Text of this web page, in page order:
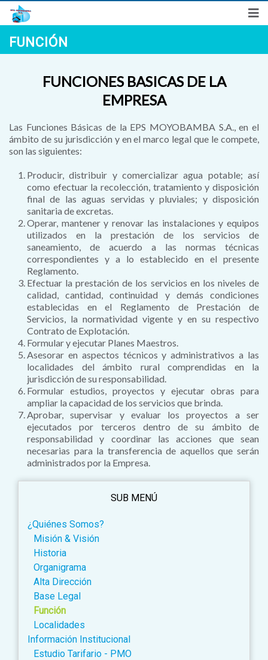
Síguenos en
"Año de la Esperanza y el Fortalecimiento de la Democracia"
FUNCIÓN
FUNCIONES BASICAS DE LA
EMPRESA
Las Funciones Básicas de la EPS MOYOBAMBA S.A., en el
ámbito de su jurisdicción y en el marco legal que le compete,
son las siguientes:
Producir, distribuir y comercializar agua potable; así
como efectuar la recolección, tratamiento y disposición
final de las aguas servidas y pluviales; y disposición
sanitaria de excretas.
Operar, mantener y renovar las instalaciones y equipos
utilizados en la prestación de los servicios de
saneamiento, de acuerdo a las normas técnicas
correspondientes y a lo establecido en el presente
Reglamento.
Efectuar la prestación de los servicios en los niveles de
calidad, cantidad, continuidad y demás condiciones
establecidas en el Reglamento de Prestación de
Servicios, la normatividad vigente y en su respectivo
Contrato de Explotación.
Formular y ejecutar Planes Maestros.
Asesorar en aspectos técnicos y administrativos a las
localidades del ámbito rural comprendidas en la
jurisdicción de su responsabilidad.
Formular estudios, proyectos y ejecutar obras para
ampliar la capacidad de los servicios que brinda.
Aprobar, supervisar y evaluar los proyectos a ser
ejecutados por terceros dentro de su ámbito de
responsabilidad y coordinar las acciones que sean
necesarias para la transferencia de aquellos que serán
administrados por la Empresa.
SUB MENÚ
¿Quiénes Somos?
Misión & Visión
Historia
Organigrama
Alta Dirección
Base Legal
Función
Localidades
Información Institucional
Estudio Tarifario - PMO